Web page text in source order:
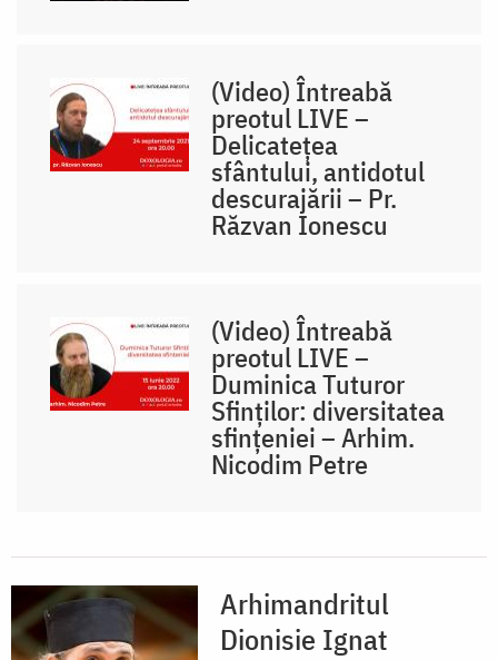
(Video) Întreabă
preotul LIVE –
Delicatețea
sfântului, antidotul
descurajării – Pr.
Răzvan Ionescu
(Video) Întreabă
preotul LIVE –
Duminica Tuturor
Sfinților: diversitatea
sfințeniei – Arhim.
Nicodim Petre
Arhimandritul
Dionisie Ignat